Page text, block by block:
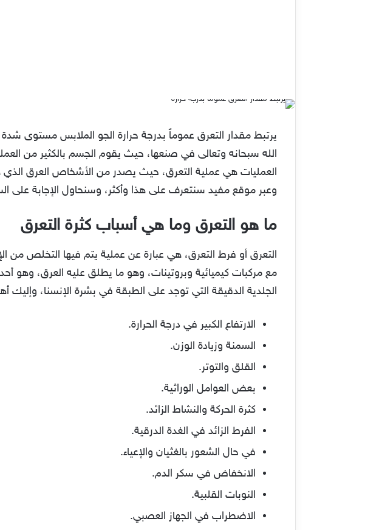
يرتبط مقدار التعرق عموماً بدرجة حرارة الجو الملابس مستوى
الله سبحانه وتعالى في صنعها، حيث يقوم الجسم بالكثير من
العمليات هي عملية التعرق، حيث يصدر من الأشخاص العرق الذي
وعبر موقع مفيد سنتعرف على هذا وأكثر، وسنحاول الإجابة على
ما هو التعرق وما هي أسباب كثرة التعرق
التعرق أو فرط التعرق، هي عبارة عن عملية يتم فيها التخلص من
مع مركبات كيميائية وبروتينات، وهو ما يطلق عليه العرق، وهو
الجلدية الدقيقة التي توجد على الطبقة في بشرة الإنسنا، وإليك
الارتفاع الكبير في درجة الحرارة.
السمنة وزيادة الوزن.
القلق والتوتر.
بعض العوامل الوراثية.
كثرة الحركة والنشاط الزائد.
الفرط الزائد في الغدة الدرقية.
في حال الشعور بالغثيان والإعياء.
الانخفاض في سكر الدم.
النوبات القلبية.
الاضطراب في الجهاز العصبي.